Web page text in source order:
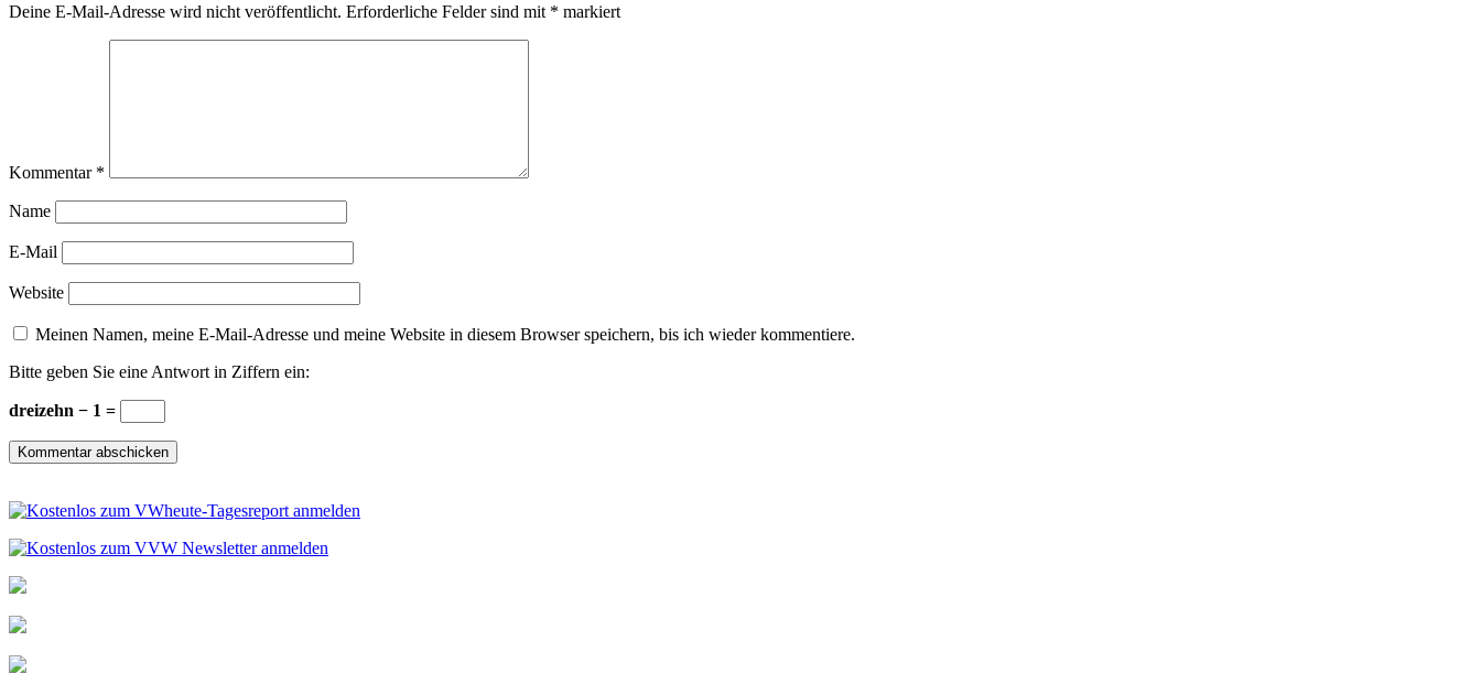
Deine E-Mail-Adresse wird nicht veröffentlicht. Erforderliche Felder sind mit * markiert
Kommentar *
Name
E-Mail
Website
Meinen Namen, meine E-Mail-Adresse und meine Website in diesem Browser speichern, bis ich wieder kommentiere.
Bitte geben Sie eine Antwort in Ziffern ein:
dreizehn − 1 =